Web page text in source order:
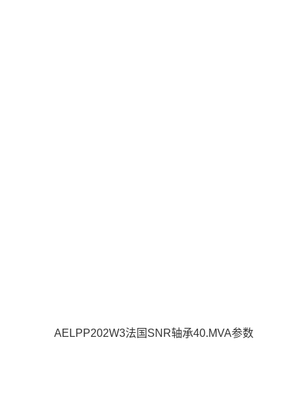
AELPP202W3法国SNR轴承40.MVA参数